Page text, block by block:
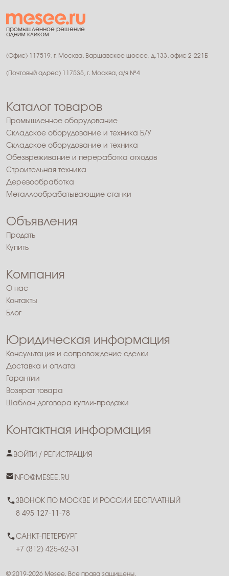
промышленное решение
одним кликом
(Офис) 117519, г. Москва, Варшавское шоссе, д.133, офис 2-221Б
(Почтовый адрес) 117535, г. Москва, а/я №4
Каталог товаров
Промышленное оборудование
Складское оборудование и техника Б/У
Складское оборудование и техника
Обезвреживание и переработка отходов
Строительная техника
Деревообработка
Металлообрабатывающие станки
Объявления
Продать
Купить
Компания
О нас
Контакты
Блог
Юридическая информация
Консультация и сопровождение сделки
Доставка и оплата
Гарантии
Возврат товара
Шаблон договора купли-продажи
Контактная информация
ВОЙТИ / РЕГИСТРАЦИЯ
INFO@MESEE.RU
ЗВОНОК ПО МОСКВЕ И РОССИИ БЕСПЛАТНЫЙ
8 495 127-11-78
САНКТ-ПЕТЕРБУРГ
+7 (812) 425-62-31
© 2019-2026 Mesee. Все права защищены.